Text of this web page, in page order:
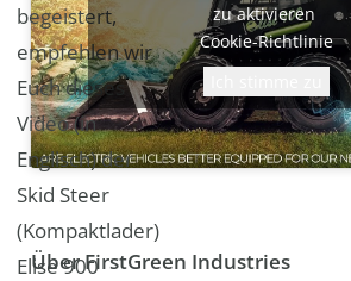
begeistert,
empfehlen wir
Euch dieses
Video (in
Englisch) der
Skid Steer
(Kompaktlader)
Elise 900
zu aktivieren
Cookie-Richtlinie
Über FirstGreen Industries